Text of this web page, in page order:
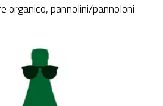
organico, pannolini/pannoloni